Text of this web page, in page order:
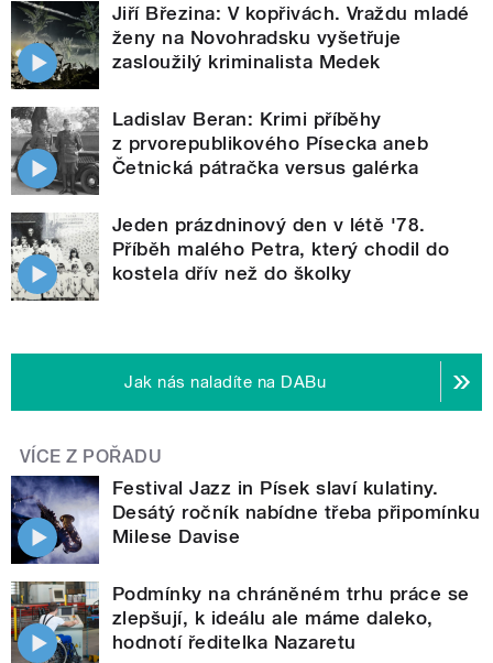
Jiří Březina: V kopřivách. Vraždu mladé
ženy na Novohradsku vyšetřuje
zasloužilý kriminalista Medek
Ladislav Beran: Krimi příběhy
z prvorepublikového Písecka aneb
Četnická pátračka versus galérka
Jeden prázdninový den v létě '78.
Příběh malého Petra, který chodil do
kostela dřív než do školky
Jak nás naladíte na DABu
VÍCE Z POŘADU
Festival Jazz in Písek slaví kulatiny.
Desátý ročník nabídne třeba připomínku
Milese Davise
Podmínky na chráněném trhu práce se
zlepšují, k ideálu ale máme daleko,
hodnotí ředitelka Nazaretu